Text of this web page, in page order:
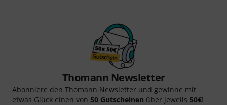
Thomann Newsletter
Abonniere den Thomann Newsletter und gewinne mit
etwas Glück einen von 50 Gutscheinen über jeweils 50€!